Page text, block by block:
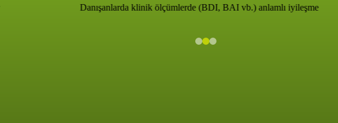
Danışanlarda klinik ölçümlerde (BDI, BAI vb.) anlamlı iyileşme